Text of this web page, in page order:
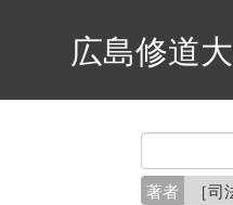
広島修道
著者 ［